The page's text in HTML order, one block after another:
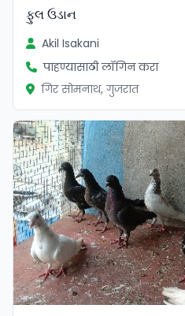
ફુલ ઉડાન
Akil Isakani
पाहण्यासाठी लॉगिन करा
गिर सोमनाथ, गुजरात